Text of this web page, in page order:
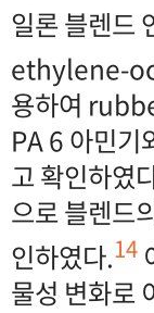
일론 블렌드
ethylene-
용하여
PA 6 아민기
고 확인하였
으로 블렌드
인하였다.14
물성 변화로